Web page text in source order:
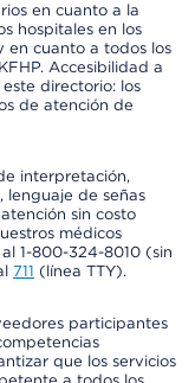
en cuanto a la
hospitales en los
en cuanto a todos los
Accesibilidad a
directorio: los
de atención de
interpretación,
lenguaje de señas
sin costo
médicos
1-800-324-8010 (sin
711 (línea TTY).
participantes
que los servicios